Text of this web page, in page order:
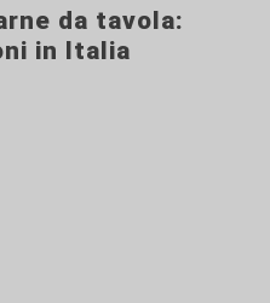
da tavola:
in Italia